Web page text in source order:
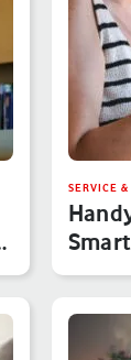
SERVICE